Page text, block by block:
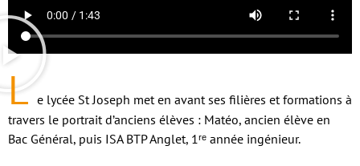
L e lycée St Joseph met en avant ses filières et formations à
travers le portrait d’anciens élèves : Matéo, ancien élève en
Bac Général, puis ISA BTP Anglet, 1ʳᵉ année ingénieur.